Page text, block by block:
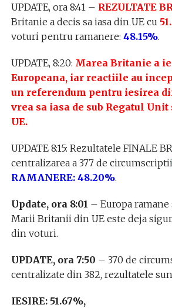
UPDATE, ora 8:41 – REZULTATE
Britanie a decis sa iasa din UE cu
voturi pentru ramanere: 48.15%.
UPDATE, 8:20: Marea Britanie a
Europeana, iar reactiile au
un referendum pentru iesirea
vrea sa iasa de sub Regatul
UE.
UPDATE 8:15: Rezultatele FINALE
centralizarea a 377 de
RAMANERE: 48.20%.
Update, ora 8:01 – Europa ramane
Marii Britanii din UE este deja
din voturi.
UPDATE, ora 7:50 – 370 de
centralizate din 382, rezultatele
IESIRE: 51.67%,